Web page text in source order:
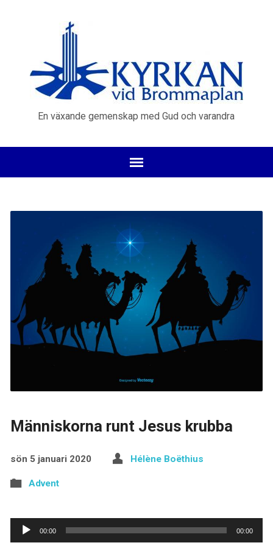
En växande gemenskap med Gud och varandra
Människorna runt Jesus krubba
sön 5 januari 2020 Hélène Boëthius
Advent
Ljudspelare
00:00 00:00